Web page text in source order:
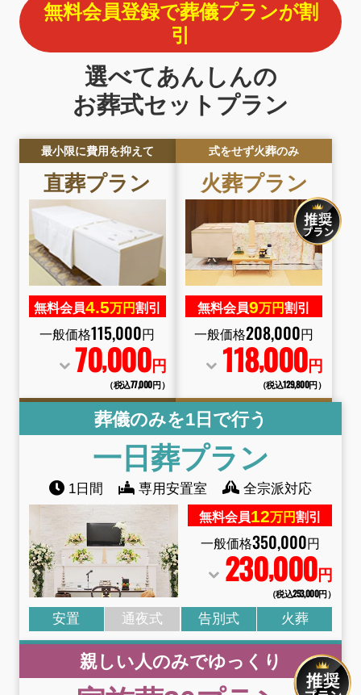
無料会員登録で葬儀プランが割
引
選べてあんしんの
お葬式セットプラン
最小限に費用を抑えて
直葬プラン
無料会員4.5万円割引
一般価格115,000円
70,000円
（税込77,000円）
式をせず火葬のみ
火葬プラン
無料会員9万円割引
一般価格208,000円
118,000円
（税込129,800円）
葬儀のみを1日で行う
一日葬プラン
1日間 専用安置室 全宗派対応
無料会員12万円割引
一般価格350,000円
230,000円
（税込253,000円）
安置 通夜式 告別式 火葬
親しい人のみでゆっくり